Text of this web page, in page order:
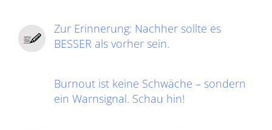
Zur Erinnerung: Nachher sollte es
BESSER als vorher sein.
Burnout ist keine Schwäche – sondern
ein Warnsignal. Schau hin!